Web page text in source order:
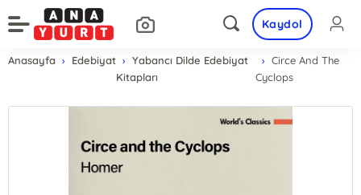
Kaydol
Anasayfa Edebiyat
Yabancı Dilde Edebiyat
Kitapları
Circe And The
Cyclops